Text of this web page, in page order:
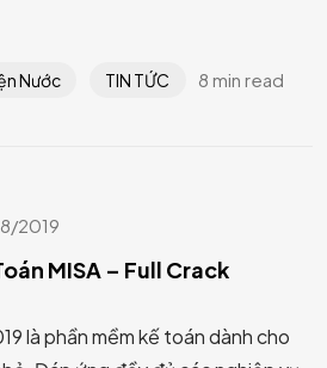
Nước TIN TỨC 8 min read
2019
MISA – Full Crack
là phần mềm kế toán dành cho